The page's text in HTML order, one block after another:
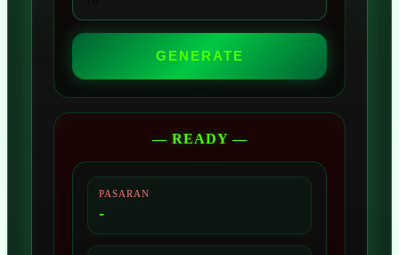
GENERATE
— READY —
PASARAN
-